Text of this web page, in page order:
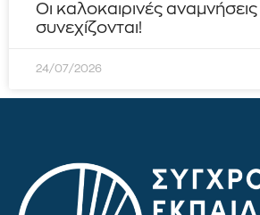
Οι καλοκαιρινές αναμνήσεις
συνεχίζονται!
24/07/2026